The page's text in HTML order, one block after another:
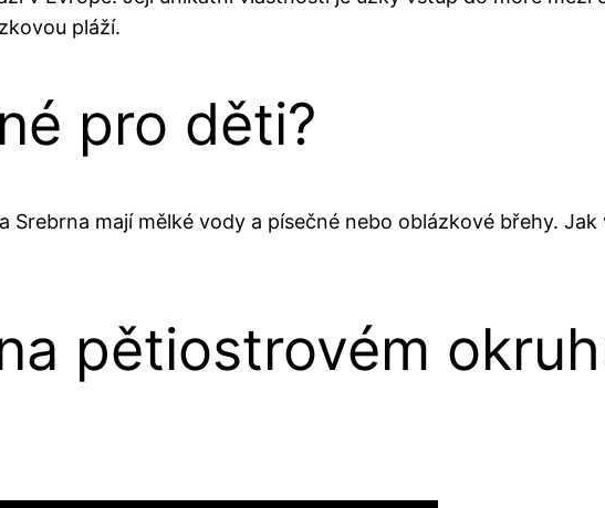
pláží.
pro děti?
mají mělké vody a písečné nebo oblázkové břehy.
pětiostrovém